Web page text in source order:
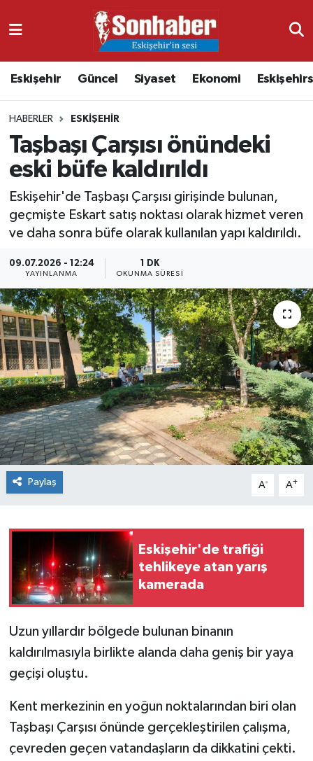
Eskişehir Güncel Siyaset Ekonomi
HABERLER ESKIŞEHIR
Taşbaşı Çarşısı önündeki
eski büfe kaldırıldı
Eskişehir'de Taşbaşı Çarşısı girişinde bulunan,
geçmişte Eskart satış noktası olarak hizmet veren
ve daha sonra büfe olarak kullanılan yapı kaldırıldı.
09.07.2026 - 12:24
YAYINLANMA
1 DK
OKUNMA SÜRESI
Paylaş A- A+
Eskişehir'de trafiği
tehlikeye atan yarış
kamerada
Uzun yıllardır bölgede bulunan binanın
kaldırılmasıyla birlikte alanda daha geniş bir yaya
geçişi oluştu.
Kent merkezinin en yoğun noktalarından biri olan
Taşbaşı Çarşısı önünde gerçekleştirilen çalışma,
çevreden geçen vatandaşların da dikkatini çekti.
Ekonomi
Güncel
Kültür & Sanat
Magazin
Resmi İlanlar
Sağlık
Siyaset
Spor
Nöbetçi Eczaneler
Namaz Vakitleri
Trafik Durumu
Süper Lig Puan Durumu ve Fikstür
Tüm Manşetler
Son Dakika Haberleri
Haber Arşivi